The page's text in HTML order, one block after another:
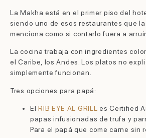
La Makha está en el primer piso del
siendo uno de esos restaurantes que
menciona como si contarlo fuera a
La cocina trabaja con ingredientes
el Caribe, los Andes. Los platos no
simplemente funcionan.
Tres opciones para papá:
ElRIB EYE AL GRILL es Certified
papas infusionadas de trufa y
Para el papá que come carne sin